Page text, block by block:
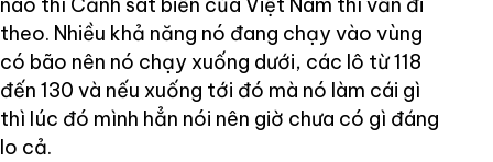
nào thì Cảnh sát biển của Việt Nam thì vẫn đi
theo. Nhiều khả năng nó đang chạy vào vùng
có bão nên nó chạy xuống dưới, các lô từ 118
đến 130 và nếu xuống tới đó mà nó làm cái gì
thì lúc đó mình hẳn nói nên giờ chưa có gì đáng
lo cả.